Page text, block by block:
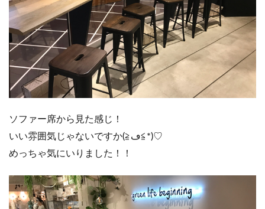
ソファー席から見た感じ！
いい雰囲気じゃないですか(≧ڡ≦*)♡
めっちゃ気にいりました！！